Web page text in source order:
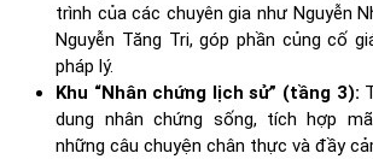
trình của các chuyên gia như Nguyễn
Nguyễn Tăng Tri, góp phần củng cố
pháp lý.
Khu “Nhân chứng lịch sử” (tầng 3):
dung nhân chứng sống, tích hợp
những câu chuyện chân thực và đầy